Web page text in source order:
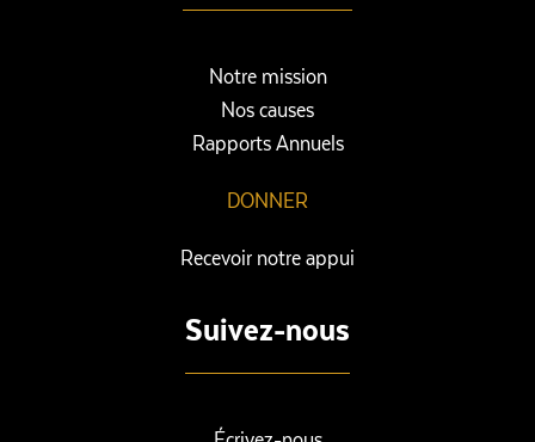
Notre mission
Nos causes
Rapports Annuels
DONNER
Recevoir notre appui
Suivez-nous